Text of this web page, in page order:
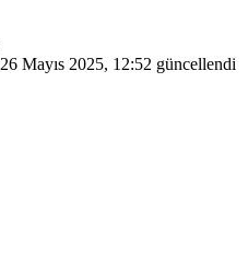
26 Mayıs 2025, 12:52 güncellendi